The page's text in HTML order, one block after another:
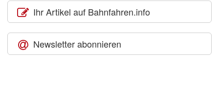
Ihr Artikel auf Bahnfahren.info
Newsletter abonnieren